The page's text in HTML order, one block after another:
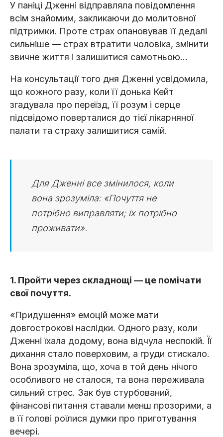
У паніці Дженні відправляла повідомлення
всім знайомим, закликаючи до молитовної
підтримки. Проте страх опановував її дедалі
сильніше — страх втратити чоловіка, змінити
звичне життя і залишитися самотньою…
На консультації того дня Дженні усвідомила,
що кожного разу, коли її донька Кейт
згадувала про переїзд, її розум і серце
підсвідомо поверталися до тієї лікарняної
палати та страху залишитися самій.
Для Дженні все змінилося, коли
вона зрозуміла: «Почуття не
потрібно виправляти; їх потрібно
проживати».
1. Пройти через складнощі — це помічати
свої почуття.
«Придушення» емоцій може мати
довгострокові наслідки. Одного разу, коли
Дженні їхала додому, вона відчула неспокій. Її
дихання стало поверховим, а груди стискало.
Вона зрозуміла, що, хоча в той день нічого
особливого не сталося, та вона переживала
сильний стрес. Зак був стурбований,
фінансові питання ставали менш прозорими, а
в її голові роїлися думки про приготування
вечері.